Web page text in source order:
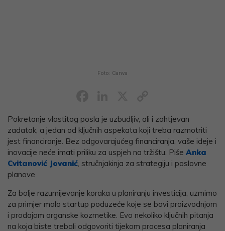
Foto: Canva
Link
Pokretanje vlastitog posla je uzbudljiv, ali i zahtjevan
zadatak, a jedan od ključnih aspekata koji treba razmotriti
jest financiranje. Bez odgovarajućeg financiranja, vaše ideje i
inovacije neće imati priliku za uspjeh na tržištu. Piše Anka
Cvitanović Jovanić, stručnjakinja za strategiju i poslovne
planove
Za bolje razumijevanje koraka u planiranju investicija, uzmimo
za primjer malo startup poduzeće koje se bavi proizvodnjom
i prodajom organske kozmetike. Evo nekoliko ključnih pitanja
na koja biste trebali odgovoriti tijekom procesa planiranja